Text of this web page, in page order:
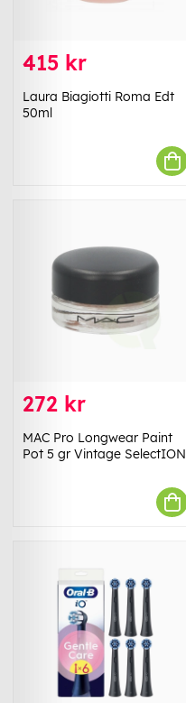
415 kr
Laura Biagiotti Roma Edt
50ml
272 kr
MAC Pro Longwear Paint
Pot 5 gr Vintage SelectION